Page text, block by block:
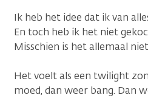
Ik heb het idee dat ik van
En toch heb ik het niet
Misschien is het allemaal
Het voelt als een twilight
moed, dan weer bang. Dan